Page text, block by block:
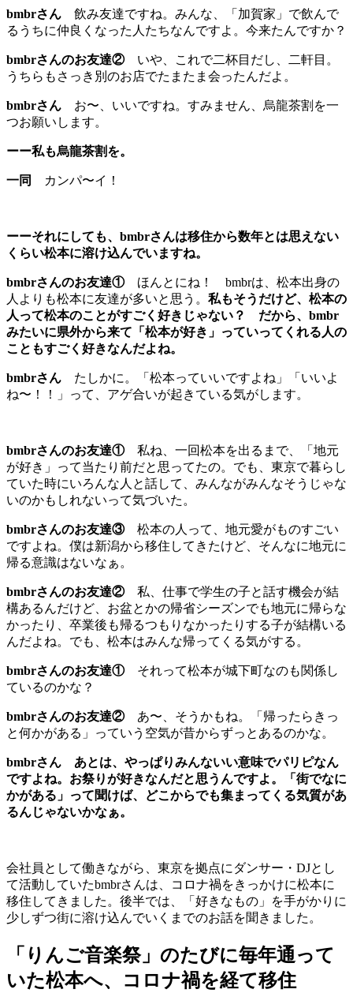
bmbrさん 飲み友達ですね。みんな、「加賀家」で飲んで
るうちに仲良くなった人たちなんですよ。今来たんですか？
bmbrさんのお友達②いや、これで二杯目だし、二軒目。
うちらもさっき別のお店でたまたま会ったんだよ。
bmbrさん お〜、いいですね。すみません、烏龍茶割を一
つお願いします。
ーー私も烏龍茶割を。
一同 カンパ〜イ！
ーーそれにしても、bmbrさんは移住から数年とは思えない
くらい松本に溶け込んでいますね。
bmbrさんのお友達①ほんとにね！ bmbrは、松本出身の
人よりも松本に友達が多いと思う。 私もそうだけど、松本の
人って松本のことがすごく好きじゃない？ だから、bmbr
みたいに県外から来て「松本が好き」っていってくれる人の
こともすごく好きなんだよね。
bmbrさん たしかに。「松本っていいですよね」「いいよ
ね〜！！」って、アゲ合いが起きている気がします。
bmbrさんのお友達①私ね、一回松本を出るまで、「地元
が好き」って当たり前だと思ってたの。でも、東京で暮らし
ていた時にいろんな人と話して、みんながみんなそうじゃな
いのかもしれないって気づいた。
bmbrさんのお友達③松本の人って、地元愛がものすごい
ですよね。僕は新潟から移住してきたけど、そんなに地元に
帰る意識はないなぁ。
bmbrさんのお友達②私、仕事で学生の子と話す機会が結
構あるんだけど、お盆とかの帰省シーズンでも地元に帰らな
かったり、卒業後も帰るつもりなかったりする子が結構いる
んだよね。でも、松本はみんな帰ってくる気がする。
bmbrさんのお友達①それって松本が城下町なのも関係し
ているのかな？
bmbrさんのお友達②あ〜、そうかもね。「帰ったらきっ
と何かがある」っていう空気が昔からずっとあるのかな。
bmbrさん
あとは、やっぱりみんないい意味でパリピなん
ですよね。お祭りが好きなんだと思うんですよ。「街でなに
かがある」って聞けば、どこからでも集まってくる気質があ
るんじゃないかなぁ。
会社員として働きながら、東京を拠点にダンサー・DJとし
て活動していたbmbrさんは、コロナ禍をきっかけに松本に
移住してきました。後半では、「好きなもの」を手がかりに
少しずつ街に溶け込んでいくまでのお話を聞きました。
「りんご音楽祭」のたびに毎年通って
いた松本へ、コロナ禍を経て移住